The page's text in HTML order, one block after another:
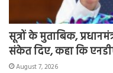
सूत्रों के मुताबिक,
संकेत दिए, कहा कि
August 7, 2026